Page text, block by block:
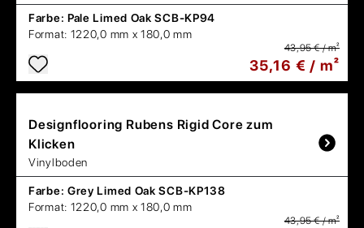
Farbe: Pale Limed Oak SCB-KP94
Format: 1220,0 mm x 180,0 mm
43,95 € / m²
35,16 € / m²
Designflooring Rubens Rigid Core zum
Klicken
Vinylboden
Farbe: Grey Limed Oak SCB-KP138
Format: 1220,0 mm x 180,0 mm
43,95 € / m²